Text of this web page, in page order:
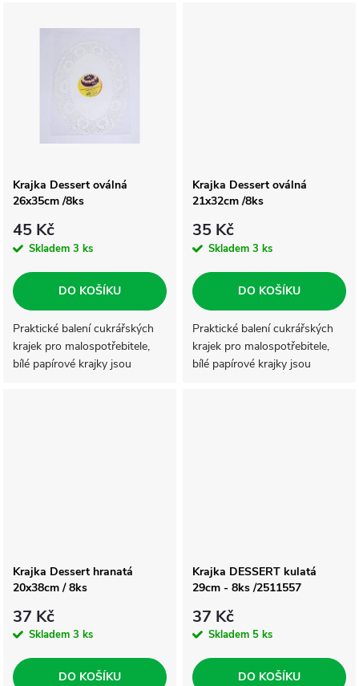
Krajka Dessert oválná
26x35cm /8ks
45 Kč
Skladem 3 ks
DO KOŠÍKU
Praktické balení cukrářských
krajek pro malospotřebitele,
bílé papírové krajky jsou
Krajka Dessert oválná
21x32cm /8ks
35 Kč
Skladem 3 ks
DO KOŠÍKU
Praktické balení cukrářských
krajek pro malospotřebitele,
bílé papírové krajky jsou
Krajka Dessert hranatá
20x38cm / 8ks
37 Kč
Skladem 3 ks
DO KOŠÍKU
Krajka DESSERT kulatá
29cm - 8ks /2511557
37 Kč
Skladem 5 ks
DO KOŠÍKU